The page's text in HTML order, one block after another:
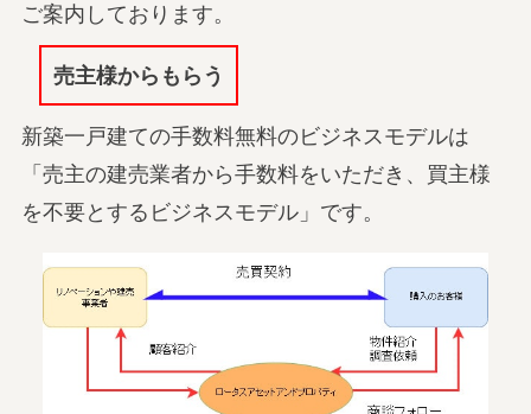
ご案内しております。
売主様からもらう
新築一戸建ての手数料無料のビジネスモデルは
「売主の建売業者から手数料をいただき、買主様
を不要とするビジネスモデル」です。